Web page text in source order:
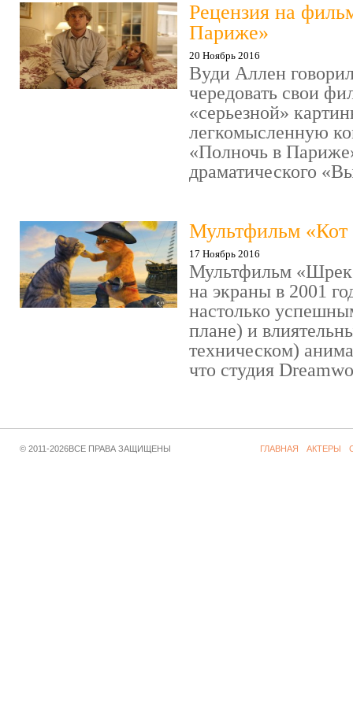
Рецензия на
Париже»
20 Ноябрь 2016
Вуди Аллен
чередовать свои
«серьезной»
легкомысленную
«Полночь в
драматического
Мультфильм «Кот
17 Ноябрь 2016
Мультфильм
на экраны в 2001
настолько
плане) и
техническом)
что студия
© 2011-2026ВСЕ ПРАВА ЗАЩИЩЕНЫ ГЛАВНАЯ АКТЕРЫ